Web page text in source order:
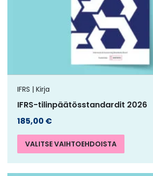
IFRS | Kirja
IFRS-tilinpäätösstandardit 2026
185,00 €
VALITSE VAIHTOEHDOISTA